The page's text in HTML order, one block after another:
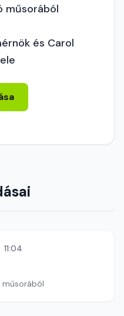
műsorából
és Carol
11:04
műsorából